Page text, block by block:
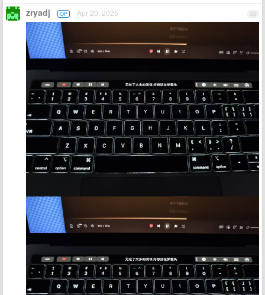
28
zryadj OP Apr 20, 2025